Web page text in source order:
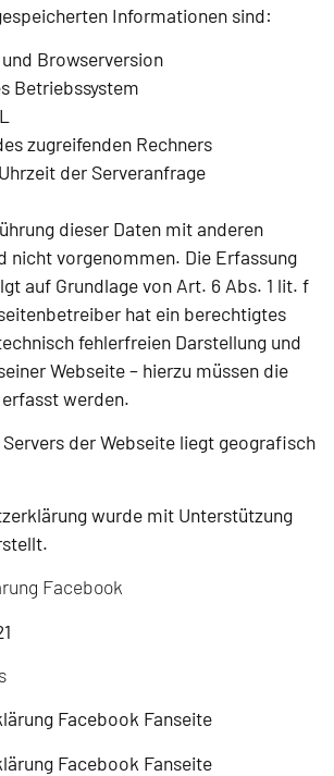
Informationen sind:
Browserversion
Betriebssystem
zugreifenden Rechners
der Serveranfrage
dieser Daten mit anderen
nicht vorgenommen. Die Erfassung
auf Grundlage von Art. 6 Abs. 1 lit. f
hat ein berechtigtes
fehlerfreien Darstellung und
Webseite – hierzu müssen die
werden.
der Webseite liegt geografisch
wurde mit Unterstützung
Facebook
Facebook Fanseite
Facebook Fanseite